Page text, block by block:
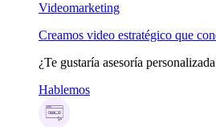
Videomarketing
Creamos video estratégico que
¿Te gustaría asesoría
Hablemos